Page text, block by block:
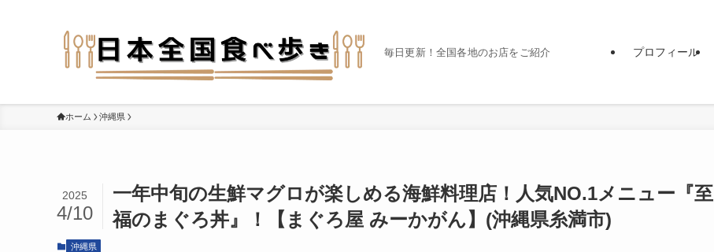
毎日更新！全国各地のお店をご紹介 プロフィール
ホーム 沖縄県
一年中旬の生鮮マグロが楽しめる海鮮料理店！人気NO.1メニュー『至
福のまぐろ丼』！【まぐろ屋 みーかがん】(沖縄県糸満市)
2025
4/10
沖縄県